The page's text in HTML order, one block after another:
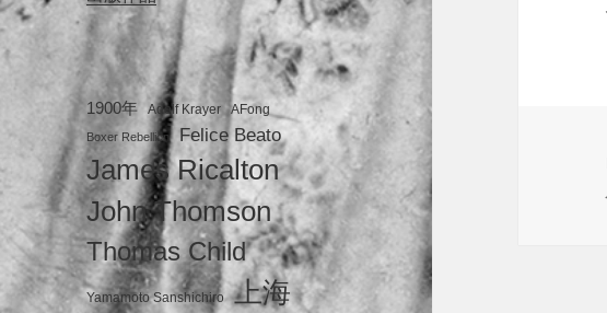
1900年 Adolf Krayer AFong
Boxer Rebellion Felice Beato
James Ricalton
John Thomson
Thomas Child
Yamamoto Sanshichiro 上海